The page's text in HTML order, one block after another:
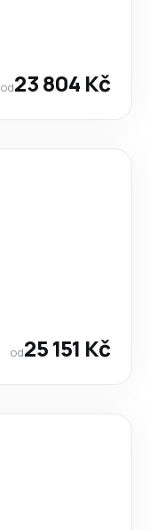
od23 804 Kč
od25 151 Kč